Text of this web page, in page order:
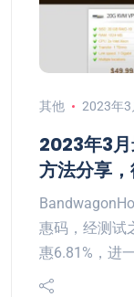
其他 2023年3
2023年3
方法分享
惠码，经测试
惠6.81%，进